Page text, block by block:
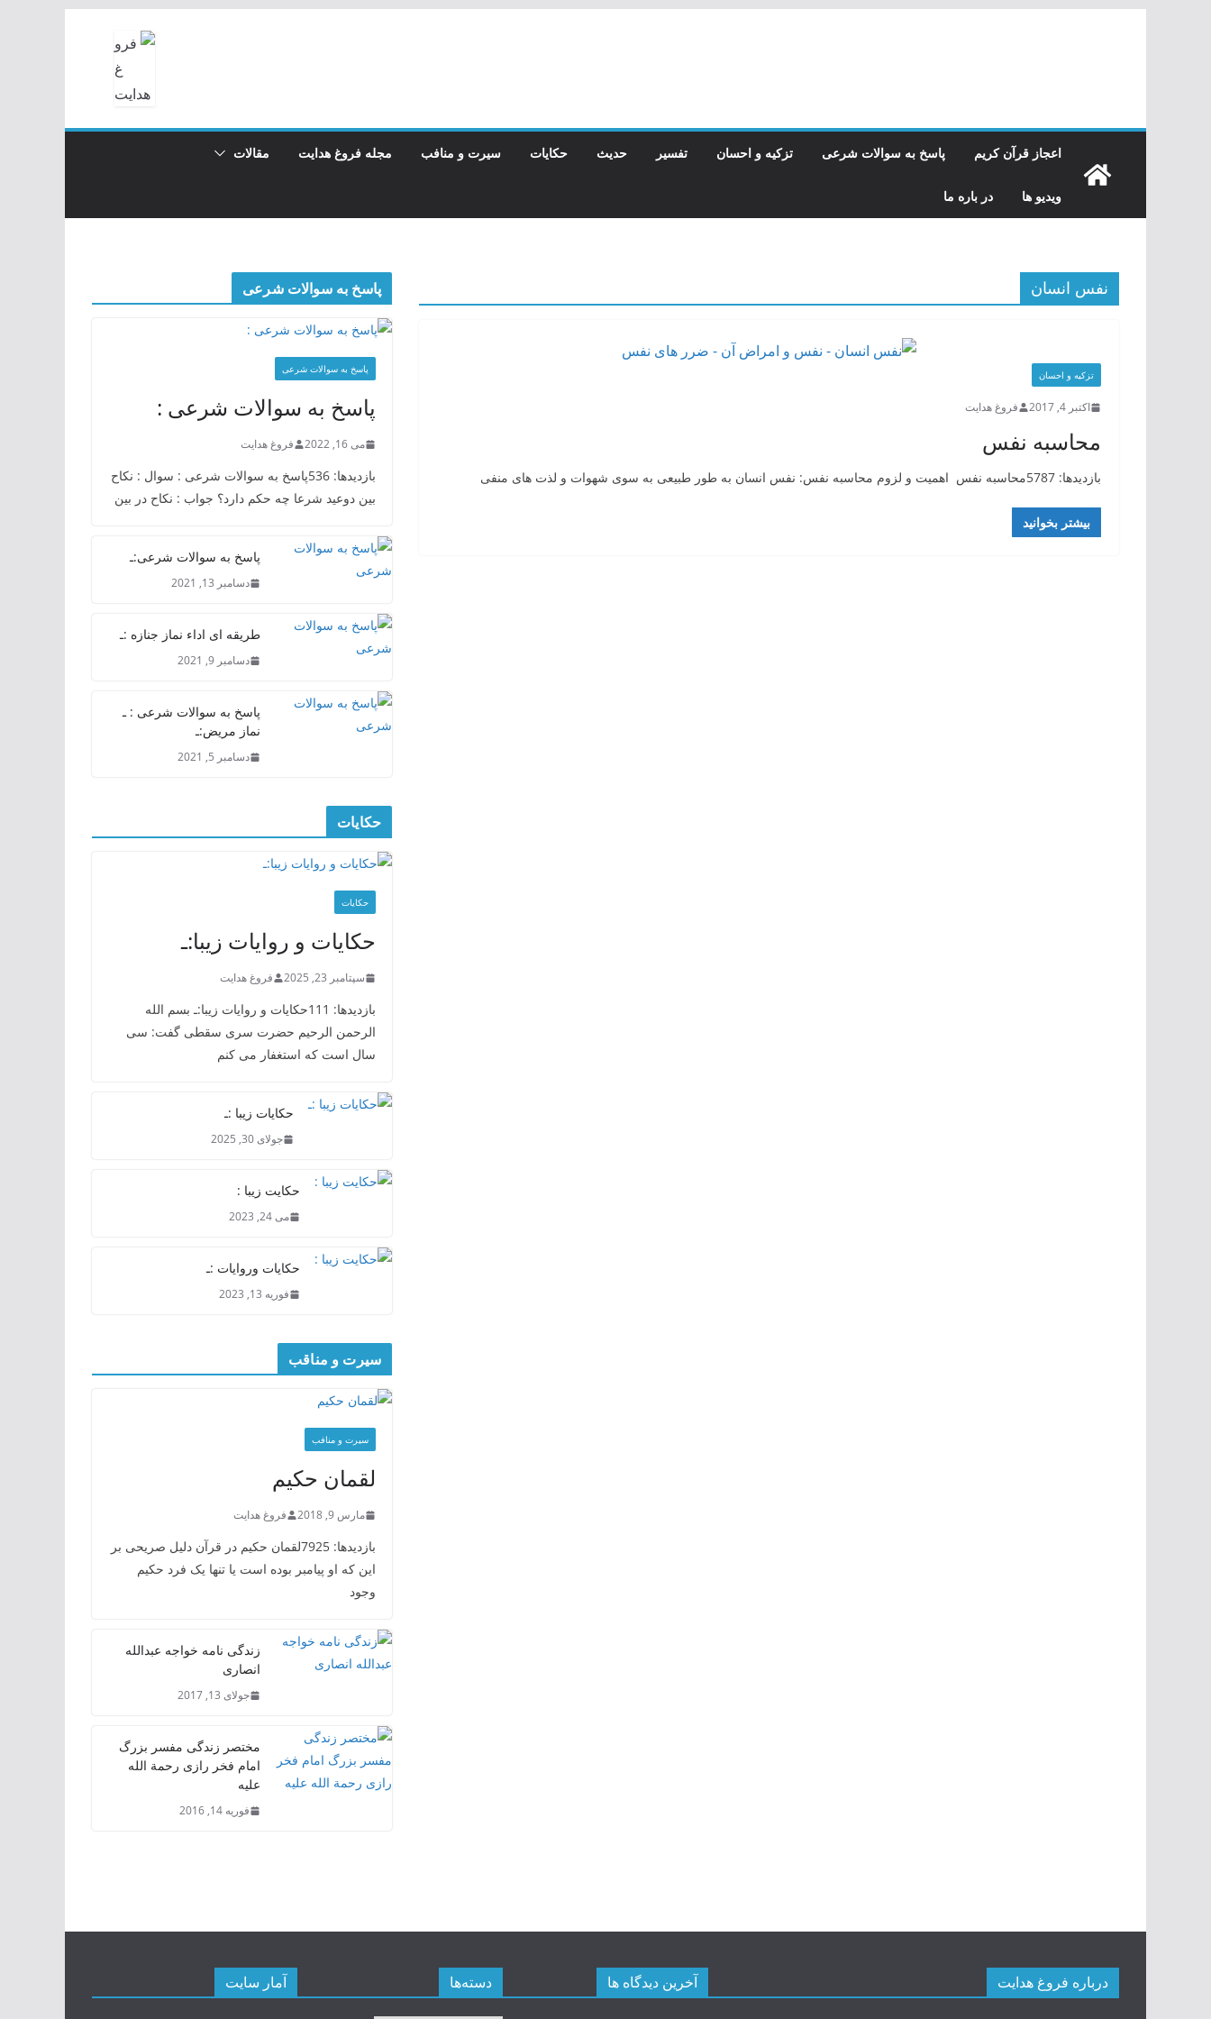
اعجاز قرآن کریم پاسخ به سوالات شرعی تزکیه و احسان تفسیر حدیث حکایات سیرت و منافب مجله فروغ هدایت مقالات
ویدیو ها در باره ما
نفس انسان
تزکیه و احسان
اکتبر 4, 2017 فروغ هدایت
محاسبه نفس
بازدیدها: 5787محاسبه نفس اهمیت و لزوم محاسبه نفس: نفس انسان به طور طبیعی به سوی شهوات و لذت های منفی
بیشتر بخوانید
پاسخ به سوالات شرعی
پاسخ به سوالات شرعی
پاسخ به سوالات شرعی :
می 16, 2022 فروغ هدایت
بازدیدها: 536پاسخ به سوالات شرعی : سوال : نکاح
بین دوعید شرعا چه حکم دارد؟ جواب : نکاح در بین
پاسخ به سوالات شرعی:ـ
دسامبر 13, 2021
طریقه ای اداء نماز جنازه :ـ
دسامبر 9, 2021
پاسخ به سوالات شرعی : ـ
نماز مریض:ـ
دسامبر 5, 2021
حکایات
حکایات
حکایات و روایات زیبا:ـ
سپتامبر 23, 2025 فروغ هدایت
بازدیدها: 111حکایات و روایات زیبا:ـ بسم الله
الرحمن الرحیم حضرت سری سقطی گفت: سی
سال است که استغفار می کنم
حکایات زیبا :ـ
جولای 30, 2025
حکایت زیبا :
می 24, 2023
حکایات وروایات :ـ
فوریه 13, 2023
سیرت و مناقب
سیرت و منافب
لقمان حکیم
مارس 9, 2018 فروغ هدایت
بازدیدها: 7925لقمان حکیم در قرآن دلیل صریحی بر
این که او پیامبر بوده است یا تنها یک فرد حکیم
وجود
زندگی نامه خواجه عبدالله
انصاری
جولای 13, 2017
مختصر زندگی مفسر بزرگ
امام فخر رازی رحمة الله
علیه
فوریه 14, 2016
درباره فروغ هدایت آخرین دیدگاه ها دسته‌ها آمار سایت